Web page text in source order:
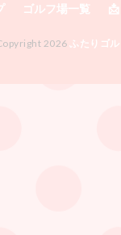
ゴルフ場一覧
2026 ふたりゴ